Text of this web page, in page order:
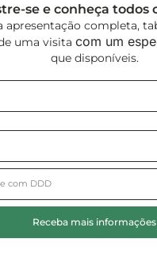
se e conheça todos
apresentação completa,
uma visita com um
que disponíveis.
Receba mais informações